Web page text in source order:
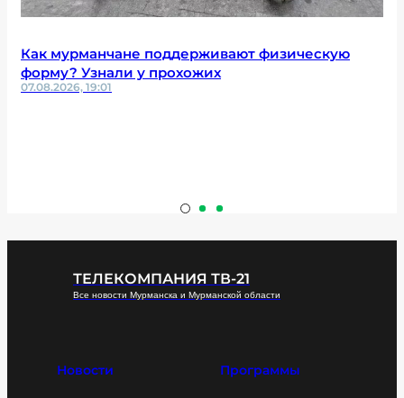
Как мурманчане поддерживают физическую
форму? Узнали у прохожих
07.08.2026, 19:01
ТЕЛЕКОМПАНИЯ ТВ-21
Все новости Мурманска и Мурманской области
Новости Программы